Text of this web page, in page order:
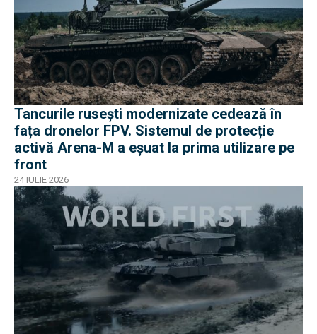
Tancurile rusești modernizate cedează în
fața dronelor FPV. Sistemul de protecție
activă Arena-M a eșuat la prima utilizare pe
front
24 IULIE 2026